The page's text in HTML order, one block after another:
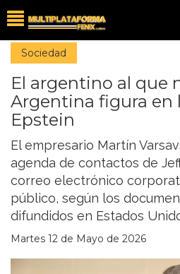
Sociedad
El argentino al que
Argentina figura en
Epstein
El empresario Martín
agenda de contactos de
correo electrónico
público, según los
difundidos en Estados
Martes 12 de Mayo de 2026